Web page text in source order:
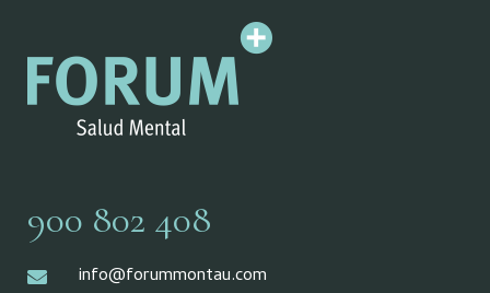
900 802 408
info@forummontau.com